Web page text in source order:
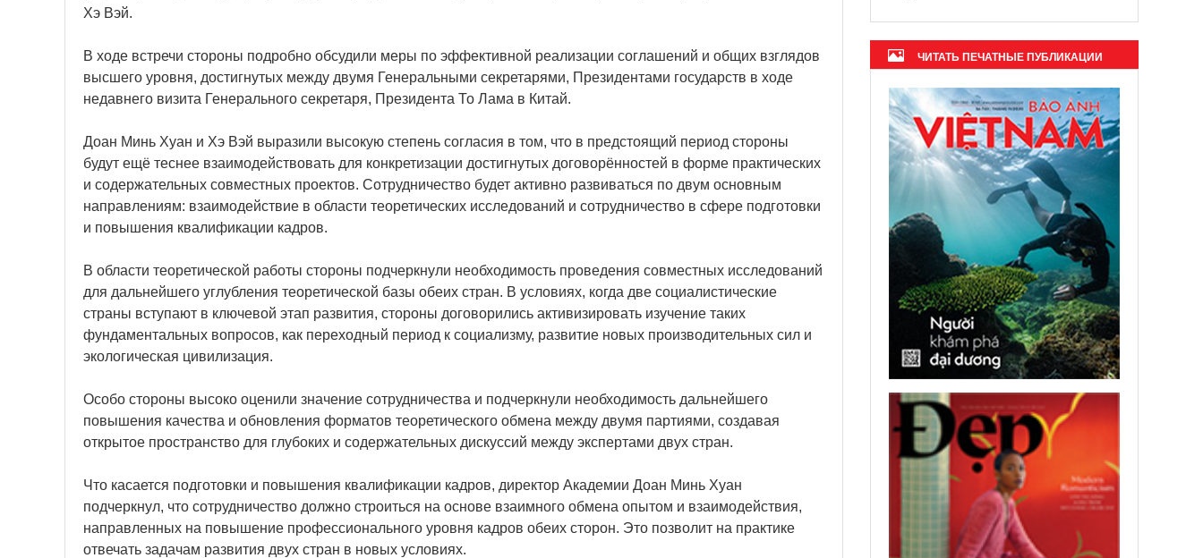
Хэ Вэй.
В ходе встречи стороны подробно обсудили меры по эффективной реализации соглашений и общих взглядов
высшего уровня, достигнутых между двумя Генеральными секретарями, Президентами государств в ходе
недавнего визита Генерального секретаря, Президента То Лама в Китай.
Доан Минь Хуан и Хэ Вэй выразили высокую степень согласия в том, что в предстоящий период стороны
будут ещё теснее взаимодействовать для конкретизации достигнутых договорённостей в форме практических
и содержательных совместных проектов. Сотрудничество будет активно развиваться по двум основным
направлениям: взаимодействие в области теоретических исследований и сотрудничество в сфере подготовки
и повышения квалификации кадров.
В области теоретической работы стороны подчеркнули необходимость проведения совместных исследований
для дальнейшего углубления теоретической базы обеих стран. В условиях, когда две социалистические
страны вступают в ключевой этап развития, стороны договорились активизировать изучение таких
фундаментальных вопросов, как переходный период к социализму, развитие новых производительных сил и
экологическая цивилизация.
Особо стороны высоко оценили значение сотрудничества и подчеркнули необходимость дальнейшего
повышения качества и обновления форматов теоретического обмена между двумя партиями, создавая
открытое пространство для глубоких и содержательных дискуссий между экспертами двух стран.
Что касается подготовки и повышения квалификации кадров, директор Академии Доан Минь Хуан
подчеркнул, что сотрудничество должно строиться на основе взаимного обмена опытом и взаимодействия,
направленных на повышение профессионального уровня кадров обеих сторон. Это позволит на практике
отвечать задачам развития двух стран в новых условиях.
ЧИТАТЬ ПЕЧАТНЫЕ ПУБЛИКАЦИИ